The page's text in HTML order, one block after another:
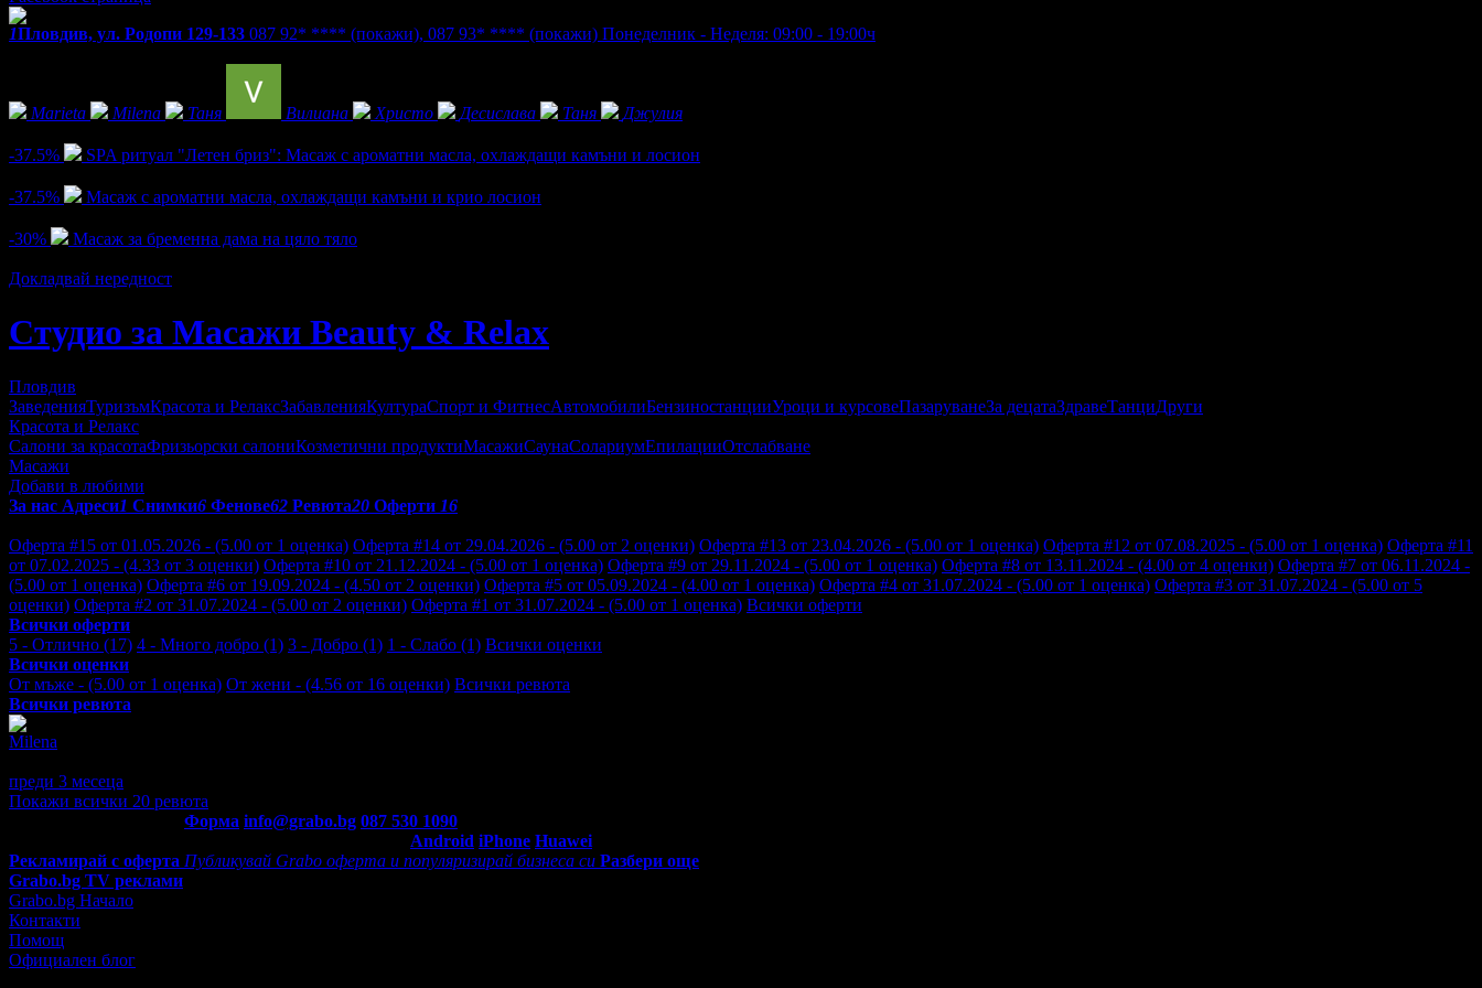
1Пловдив, ул. Родопи 129-133 087 92* **** (покажи), 087 93* **** (покажи) Понеделник - Неделя: 09:00 - 19:00ч
Marieta Milena Таня Вилиана Христо Десислава Таня
Джулия
-37.5%
SPA ритуал "Летен бриз": Масаж с ароматни масла, охлаждащи камъни и лосион
-37.5%
Масаж с ароматни масла, охлаждащи камъни и крио лосион
-30%
Масаж за бременна дама нa цяло тяло
Докладвай нередност
Студио за Масажи Beauty & Relax
Пловдив
ЗаведенияТуризъмКрасота и РелаксЗабавленияКултураСпорт и ФитнесАвтомобилиБензиностанцииУроци и курсовеПазаруванеЗа децатаЗдравеТанциДруги
Красота и Релакс
Салони за красотаФризьорски салониКозметични продуктиМасажиСаунаСолариумЕпилацииОтслабване
Масажи
Добави в любими
За нас Адреси1 Снимки6 Фенове62 Ревюта20 Оферти 16
Оферта #15 от 01.05.2026 - (5.00 от 1 оценка) Оферта #14 от 29.04.2026 - (5.00 от 2 оценки) Оферта #13 от 23.04.2026 - (5.00 от 1 оценка) Оферта #12 от 07.08.2025 - (5.00 от 1 оценка) Оферта #11
от 07.02.2025 - (4.33 от 3 оценки) Оферта #10 от 21.12.2024 - (5.00 от 1 оценка) Оферта #9 от 29.11.2024 - (5.00 от 1 оценка) Оферта #8 от 13.11.2024 - (4.00 от 4 оценки) Оферта #7 от 06.11.2024 -
(5.00 от 1 оценка) Оферта #6 от 19.09.2024 - (4.50 от 2 оценки) Оферта #5 от 05.09.2024 - (4.00 от 1 оценка) Оферта #4 от 31.07.2024 - (5.00 от 1 оценка) Оферта #3 от 31.07.2024 - (5.00 от 5
оценки) Оферта #2 от 31.07.2024 - (5.00 от 2 оценки) Оферта #1 от 31.07.2024 - (5.00 от 1 оценка) Всички оферти
Всички оферти
5 - Отлично (17) 4 - Много добро (1) 3 - Добро (1) 1 - Слабо (1) Всички оценки
Всички оценки
От мъже - (5.00 от 1 оценка) От жени - (4.56 от 16 оценки) Всички ревюта
Всички ревюта
Milena
преди 3 месеца
Покажи всички 20 ревюта
Форма info@grabo.bg 087 530 1090
Android iPhone Huawei
Рекламирай с оферта Публикувай Grabo оферта и популяризирай бизнеса си Разбери още
Grabo.bg TV реклами
Grabo.bg Начало
Контакти
Помощ
Официален блог